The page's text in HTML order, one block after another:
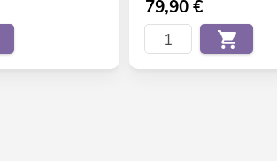
79,90€